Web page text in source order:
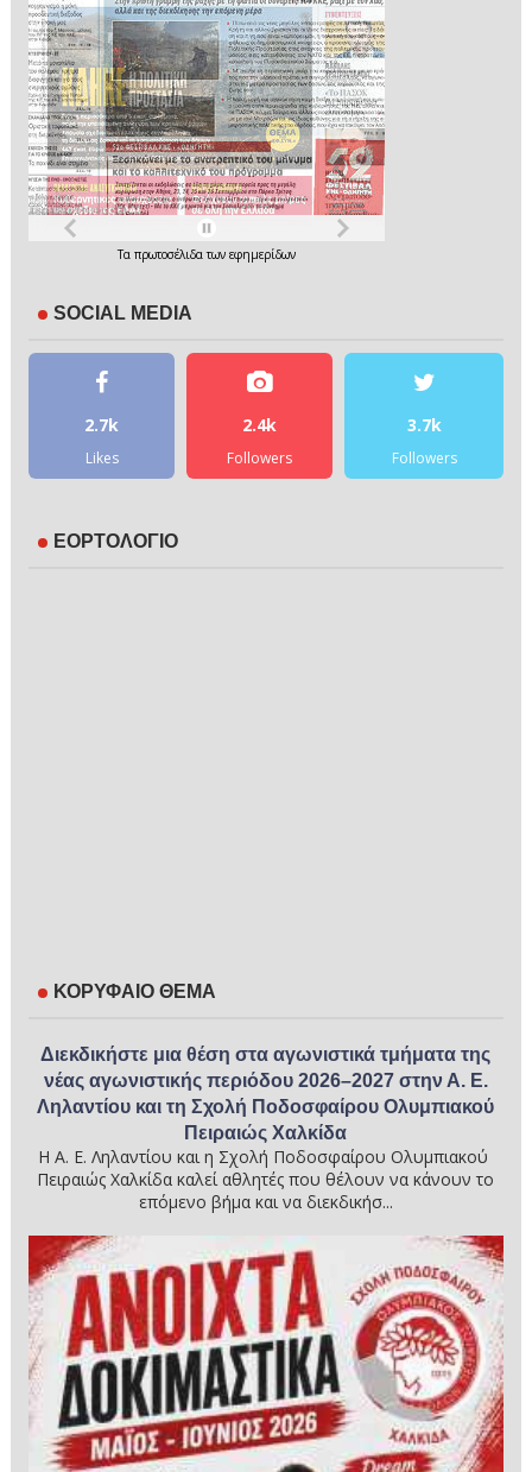
Τα πρωτοσέλιδατων εφημερίδων
SOCIAL MEDIA
2.7k
Likes
2.4k
Followers
3.7k
Followers
ΕΟΡΤΟΛΟΓΙΟ
ΚΟΡΥΦΑΙΟ ΘΕΜΑ
Διεκδικήστε μια θέση στα αγωνιστικά τμήματα της
νέας αγωνιστικής περιόδου 2026–2027 στην Α. Ε.
Ληλαντίου και τη Σχολή Ποδοσφαίρου Ολυμπιακού
Πειραιώς Χαλκίδα
Η Α. Ε. Ληλαντίου και η Σχολή Ποδοσφαίρου Ολυμπιακού
Πειραιώς Χαλκίδα καλεί αθλητές που θέλουν να κάνουν το
επόμενο βήμα και να διεκδικήσ...